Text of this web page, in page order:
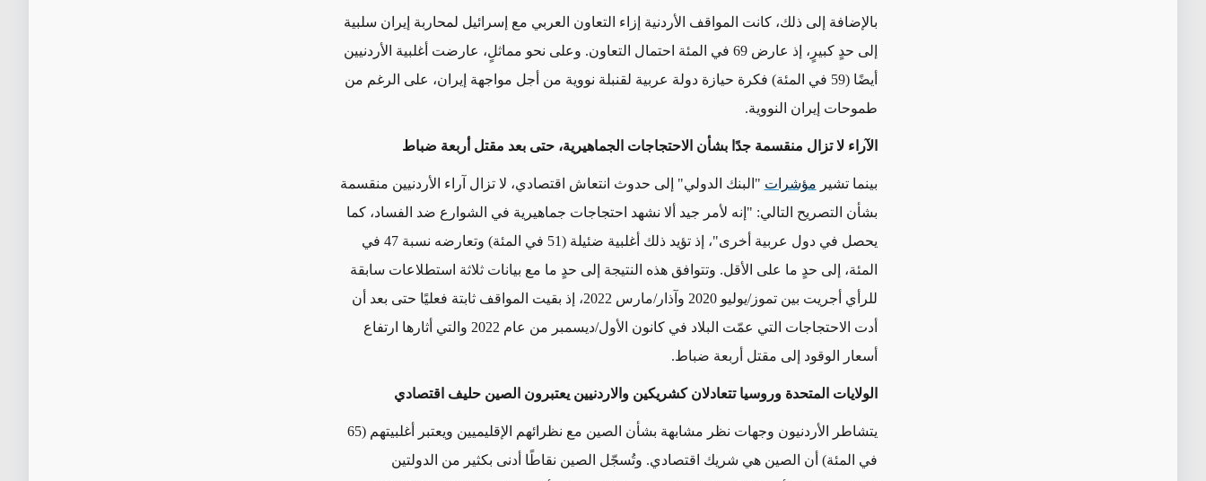
بالإضافة إلى ذلك، كانت المواقف الأردنية إزاء التعاون العربي مع إسرائيل لمحاربة إيران سلبية
إلى حدٍ كبيرٍ، إذ عارض 69 في المئة احتمال التعاون. وعلى نحو مماثلٍ، عارضت أغلبية الأردنيين
أيضًا (59 في المئة) فكرة حيازة دولة عربية لقنبلة نووية من أجل مواجهة إيران، على الرغم من
طموحات إيران النووية.
الآراء لا تزال منقسمة جدًا بشأن الاحتجاجات الجماهيرية، حتى بعد مقتل أربعة ضباط
بينما تشير مؤشرات "البنك الدولي" إلى حدوث انتعاش اقتصادي، لا تزال آراء الأردنيين منقسمة
بشأن التصريح التالي: "إنه لأمر جيد ألا نشهد احتجاجات جماهيرية في الشوارع ضد الفساد، كما
يحصل في دول عربية أخرى"، إذ تؤيد ذلك أغلبية ضئيلة (51 في المئة) وتعارضه نسبة 47 في
المئة، إلى حدٍ ما على الأقل. وتتوافق هذه النتيجة إلى حدٍ ما مع بيانات ثلاثة استطلاعات سابقة
للرأي أجريت بين تموز/يوليو 2020 وآذار/مارس 2022، إذ بقيت المواقف ثابتة فعليًا حتى بعد أن
أدت الاحتجاجات التي عمّت البلاد في كانون الأول/ديسمبر من عام 2022 والتي أثارها ارتفاع
أسعار الوقود إلى مقتل أربعة ضباط.
الولايات المتحدة وروسيا تتعادلان كشريكين والاردنيين يعتبرون الصين حليف اقتصادي
يتشاطر الأردنيون وجهات نظر مشابهة بشأن الصين مع نظرائهم الإقليميين ويعتبر أغلبيتهم (65
في المئة) أن الصين هي شريك اقتصادي. وتُسجّل الصين نقاطًا أدنى بكثير من الدولتين